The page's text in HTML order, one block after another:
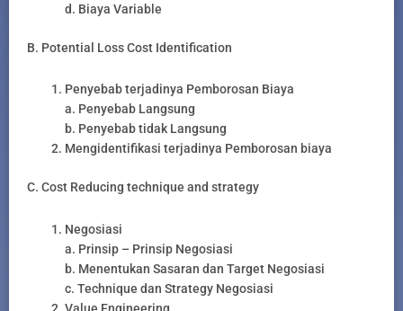
d. Biaya Variable
B. Potential Loss Cost Identification
Penyebab terjadinya Pemborosan Biaya
a. Penyebab Langsung
b. Penyebab tidak Langsung
Mengidentifikasi terjadinya Pemborosan biaya
C. Cost Reducing technique and strategy
Negosiasi
a. Prinsip – Prinsip Negosiasi
b. Menentukan Sasaran dan Target Negosiasi
c. Technique dan Strategy Negosiasi